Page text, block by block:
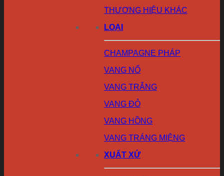
THƯƠNG HIỆU KHÁC
LOẠI
CHAMPAGNE PHÁP
VANG NỔ
VANG TRẮNG
VANG ĐỎ
VANG HỒNG
VANG TRÁNG MIỆNG
XUẤT XỨ